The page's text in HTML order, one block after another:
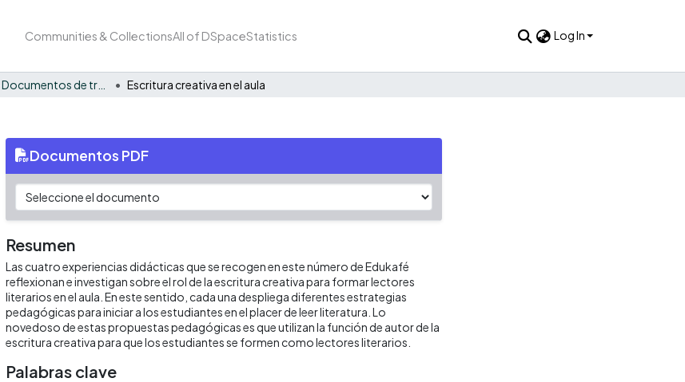
Communities & CollectionsAll of DSpaceStatistics Log In
Escritura creativa en el aula
Documentos PDF
Resumen
Las cuatro experiencias didácticas que se recogen en este número de Edukafé
reflexionan e investigan sobre el rol de la escritura creativa para formar lectores
literarios en el aula. En este sentido, cada una despliega diferentes estrategias
pedagógicas para iniciar a los estudiantes en el placer de leer literatura. Lo
novedoso de estas propuestas pedagógicas es que utilizan la función de autor de la
escritura creativa para que los estudiantes se formen como lectores literarios.
Palabras clave